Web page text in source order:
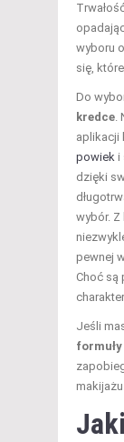
wyboru
się,
Do
kredce.
aplikacji
powiek i
dzięki
wybór. Z
pewnej
Choć są
Jeśli